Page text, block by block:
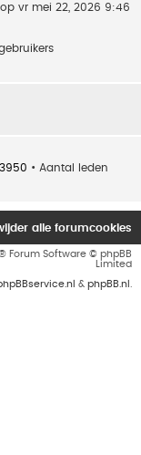
op vr mei 22, 2026 9:46
3950 • Aantal leden
alle forumcookies
Forum Software © phpBB
Limited
& phpBB.nl